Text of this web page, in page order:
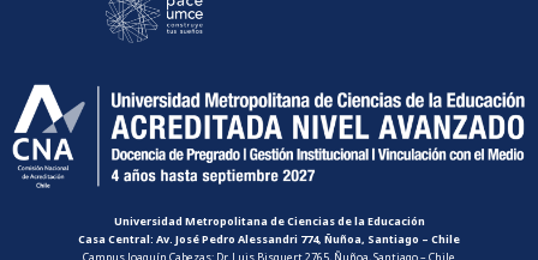
Universidad Metropolitana de Ciencias de la Educación
Casa Central: Av. José Pedro Alessandri 774, Ñuñoa, Santiago – Chile
Campus Joaquín Cabezas: Dr. Luis Bisquert 2765, Ñuñoa, Santiago – Chile